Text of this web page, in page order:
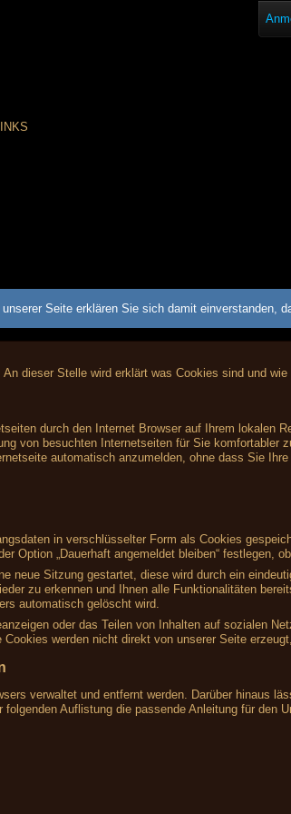
Seite erklären Sie sich damit einverstanden,
dieser Stelle wird erklärt was Cookies sind und wie
durch den Internet Browser auf Ihrem lokalen
von besuchten Internetseiten für Sie
automatisch anzumelden, ohne dass Sie
in verschlüsselter Form als Cookies
Option „Dauerhaft angemeldet bleiben“ festlegen,
neue Sitzung gestartet, diese wird durch ein
zu erkennen und Ihnen alle Funktionalitäten
automatisch gelöscht wird.
oder das Teilen von Inhalten auf sozialen
werden nicht direkt von unserer Seite
verwaltet und entfernt werden. Darüber hinaus
Auflistung die passende Anleitung für den